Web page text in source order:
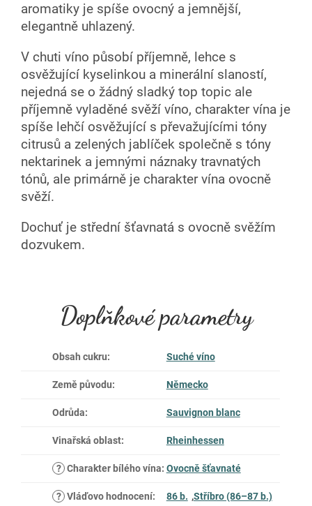
aromatiky je spíše ovocný a jemnější,
elegantně uhlazený.
V chuti víno působí příjemně, lehce s
osvěžující kyselinkou a minerální slaností,
nejedná se o žádný sladký top topic ale
příjemně vyladěné svěží víno, charakter vína je
spíše lehčí osvěžující s převažujícími tóny
citrusů a zelených jablíček společně s tóny
nektarinek a jemnými náznaky travnatých
tónů, ale primárně je charakter vína ovocně
svěží.
Dochuť je střední šťavnatá s ovocně svěžím
dozvukem.
Doplňkové parametry
Obsah cukru: Suché víno
Země původu: Německo
Odrůda: Sauvignon blanc
Vinařská oblast: Rheinhessen
? Charakter bílého vína: Ovocně šťavnaté
? Vláďovo hodnocení: 86 b. ,Stříbro (86–87 b.)